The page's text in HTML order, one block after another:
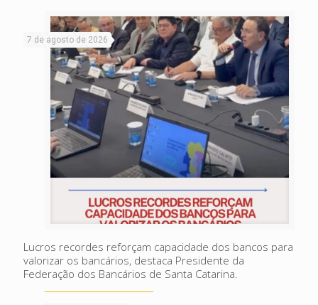
7 de agosto de 2026
Lucros recordes reforçam capacidade dos bancos para
valorizar os bancários, destaca Presidente da
Federação dos Bancários de Santa Catarina.